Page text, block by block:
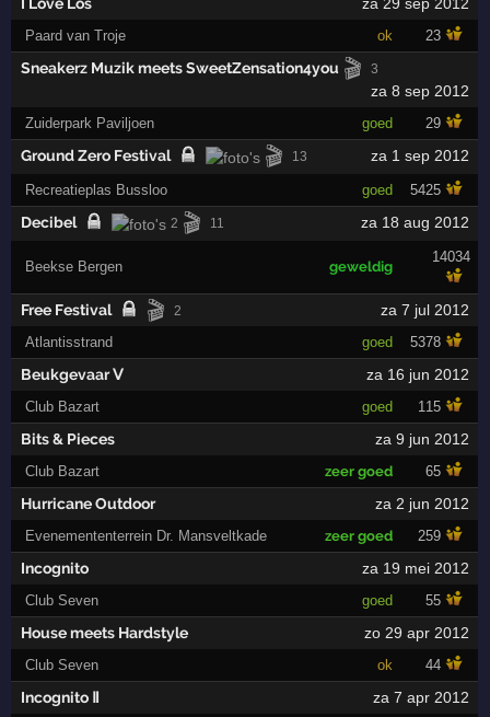
Paard van Troje ok 23
Sneakerz Muzik meets SweetZensation4you 🎬 3
za 8 sep 2012
Zuiderpark Paviljoen goed 29
Ground Zero Festival 🎬 13 za 1 sep 2012
Recreatieplas Bussloo goed 5425
Decibel 2 🎬 11 za 18 aug 2012
Beekse Bergen geweldig
14034
Free Festival 🎬 2 za 7 jul 2012
Atlantisstrand goed 5378
Beukgevaar Ⅴ za 16 jun 2012
Club Bazart goed 115
Bits & Pieces za 9 jun 2012
Club Bazart zeer goed 65
Hurricane Outdoor za 2 jun 2012
Evenemententerrein Dr. Mansveltkade zeer goed 259
Incognito za 19 mei 2012
Club Seven goed 55
House meets Hardstyle zo 29 apr 2012
Club Seven ok 44
Incognito Ⅱ za 7 apr 2012